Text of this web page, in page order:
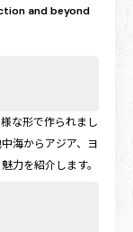
and beyond
な形で作られまし
海からアジア、ヨ
力を紹介します。